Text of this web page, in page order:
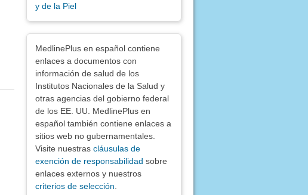
y de la Piel
MedlinePlus en español contiene
enlaces a documentos con
información de salud de los
Institutos Nacionales de la Salud y
otras agencias del gobierno federal
de los EE. UU. MedlinePlus en
español también contiene enlaces a
sitios web no gubernamentales.
Visite nuestras cláusulas de
exención de responsabilidad sobre
enlaces externos y nuestros
criterios de selección